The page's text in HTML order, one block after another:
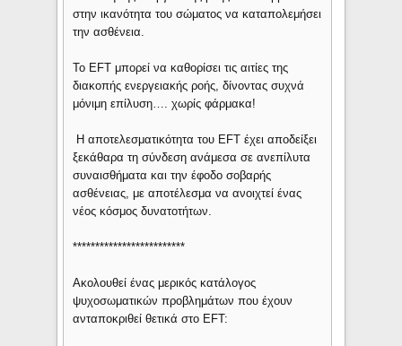
στην ικανότητα του σώματος να καταπολεμήσει
την ασθένεια.
Το EFT μπορεί να καθορίσει τις αιτίες της
διακοπής ενεργειακής ροής, δίνοντας συχνά
μόνιμη επίλυση…. χωρίς φάρμακα!
Η αποτελεσματικότητα του EFT έχει αποδείξει
ξεκάθαρα τη σύνδεση ανάμεσα σε ανεπίλυτα
συναισθήματα και την έφοδο σοβαρής
ασθένειας, με αποτέλεσμα να ανοιχτεί ένας
νέος κόσμος δυνατοτήτων.
*************************
Ακολουθεί ένας μερικός κατάλογος
ψυχοσωματικών προβλημάτων που έχουν
ανταποκριθεί θετικά στο EFT: